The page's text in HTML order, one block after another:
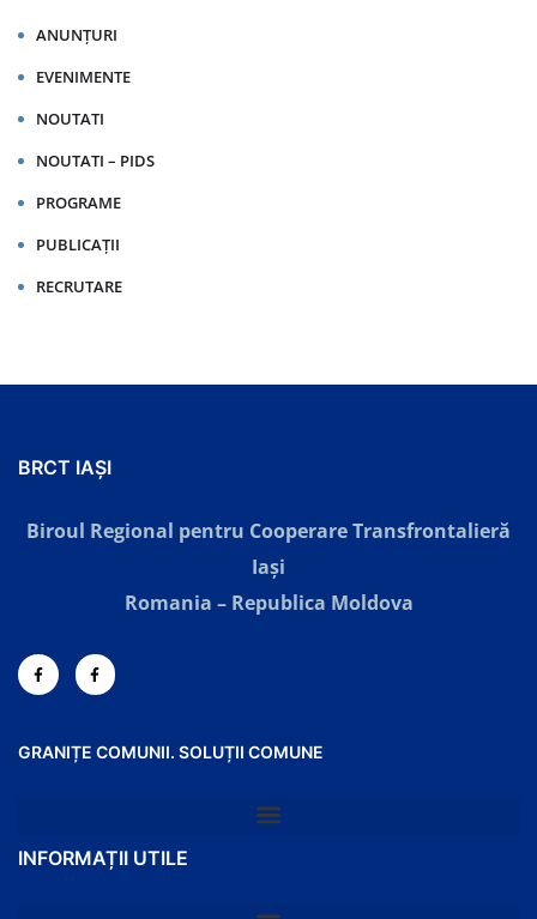
ANUNȚURI
EVENIMENTE
NOUTATI
NOUTATI – PIDS
PROGRAME
PUBLICAȚII
RECRUTARE
BRCT IAȘI
Biroul Regional pentru Cooperare Transfrontalieră
Iaşi
Romania – Republica Moldova
GRANIȚE COMUNII. SOLUȚII COMUNE
INFORMAȚII UTILE